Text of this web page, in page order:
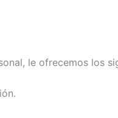
le ofrecemos los